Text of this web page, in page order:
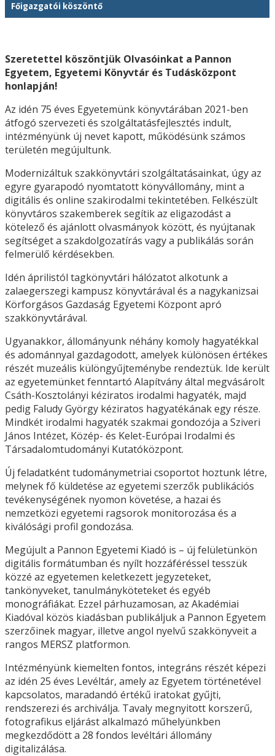
Főigazgatói köszöntő
Szeretettel köszöntjük Olvasóinkat a Pannon
Egyetem, Egyetemi Könyvtár és Tudásközpont
honlapján!
Az idén 75 éves Egyetemünk könyvtárában 2021-ben
átfogó szervezeti és szolgáltatásfejlesztés indult,
intézményünk új nevet kapott, működésünk számos
területén megújultunk.
Modernizáltuk szakkönyvtári szolgáltatásainkat, úgy az
egyre gyarapodó nyomtatott könyvállomány, mint a
digitális és online szakirodalmi tekintetében. Felkészült
könyvtáros szakemberek segítik az eligazodást a
kötelező és ajánlott olvasmányok között, és nyújtanak
segítséget a szakdolgozatírás vagy a publikálás során
felmerülő kérdésekben.
Idén áprilistól tagkönyvtári hálózatot alkotunk a
zalaegerszegi kampusz könyvtárával és a nagykanizsai
Körforgásos Gazdaság Egyetemi Központ apró
szakkönyvtárával.
Ugyanakkor, állományunk néhány komoly hagyatékkal
és adománnyal gazdagodott, amelyek különösen értékes
részét muzeális különgyűjteménybe rendeztük. Ide került
az egyetemünket fenntartó Alapítvány által megvásárolt
Csáth-Kosztolányi kéziratos irodalmi hagyaték, majd
pedig Faludy György kéziratos hagyatékának egy része.
Mindkét irodalmi hagyaték szakmai gondozója a Sziveri
János Intézet, Közép- és Kelet-Európai Irodalmi és
Társadalomtudományi Kutatóközpont.
Új feladatként tudománymetriai csoportot hoztunk létre,
melynek fő küldetése az egyetemi szerzők publikációs
tevékenységének nyomon követése, a hazai és
nemzetközi egyetemi ragsorok monitorozása és a
kiválósági profil gondozása.
Megújult a Pannon Egyetemi Kiadó is – új felületünkön
digitális formátumban és nyílt hozzáféréssel tesszük
közzé az egyetemen keletkezett jegyzeteket,
tankönyveket, tanulmányköteteket és egyéb
monográfiákat. Ezzel párhuzamosan, az Akadémiai
Kiadóval közös kiadásban publikáljuk a Pannon Egyetem
szerzőinek magyar, illetve angol nyelvű szakkönyveit a
rangos MERSZ platformon.
Intézményünk kiemelten fontos, integráns részét képezi
az idén 25 éves Levéltár, amely az Egyetem történetével
kapcsolatos, maradandó értékű iratokat gyűjti,
rendszerezi és archiválja. Tavaly megnyitott korszerű,
fotografikus eljárást alkalmazó műhelyünkben
megkezdődött a 28 fondos levéltári állomány
digitalizálása.